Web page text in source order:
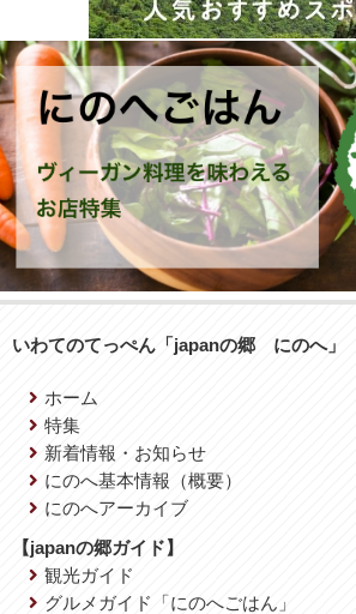
いわてのてっぺん「japanの郷 にのへ」
ホーム
特集
新着情報・お知らせ
にのへ基本情報（概要）
にのへアーカイブ
【japanの郷ガイド】
観光ガイド
グルメガイド「にのへごはん」